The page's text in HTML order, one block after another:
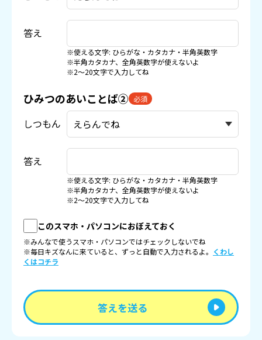
答え
※使える文字: ひらがな・カタカナ・半角英数字
※半角カタカナ、全角英数字が使えないよ
※2〜20文字で入力してね
ひみつのあいことば② 必須
しつもん
答え
※使える文字: ひらがな・カタカナ・半角英数字
※半角カタカナ、全角英数字が使えないよ
※2〜20文字で入力してね
このスマホ・パソコンにおぼえておく
※みんなで使うスマホ・パソコンではチェックしないでね
※毎日キズなんに来ていると、ずっと自動で入力されるよ。 くわし
くはコチラ
答えを送る